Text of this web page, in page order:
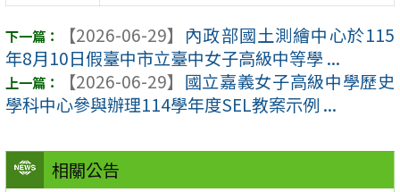
相關公告
【2026-06-29】 內政部國土測繪中心於115
年8月10日假臺中市立臺中女子高級中等學 ...
【2026-06-29】 國立嘉義女子高級中學歷史
學科中心參與辦理114學年度SEL教案示例 ...